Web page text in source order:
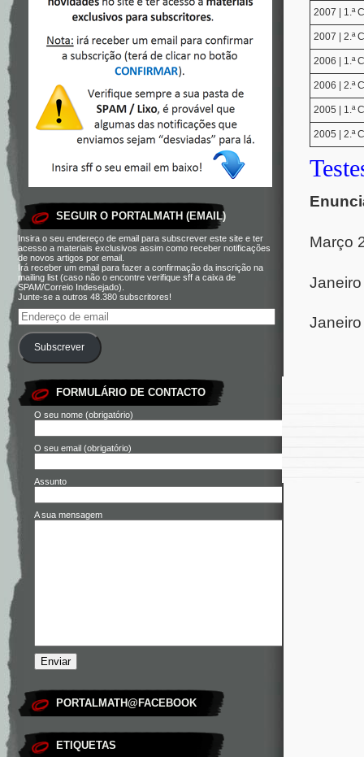
SEGUIR O PORTALMATH (EMAIL)
Insira o seu endereço de email para subscrever este site e ter
acesso a materiais exclusivos assim como receber notificações
de novos artigos por email.
Irá receber um email para fazer a confirmação da inscrição na
mailing list (caso não o encontre verifique sff a caixa de
SPAM/Correio Indesejado).
Junte-se a outros 48.380 subscritores!
Subscrever
FORMULÁRIO DE CONTACTO
O seu nome (obrigatório)
O seu email (obrigatório)
Assunto
A sua mensagem
PORTALMATH@FACEBOOK
ETIQUETAS
2007 | 1.ª
2007 | 2.ª
2006 | 1.ª
2006 | 2.ª
2005 | 1.ª
2005 | 2.ª
Março